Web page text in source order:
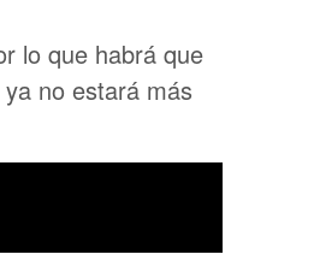
lo que habrá que
no estará más